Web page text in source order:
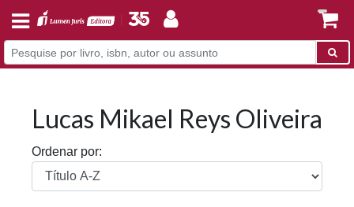
Lucas Mikael Reys Oliveira
Ordenar por: